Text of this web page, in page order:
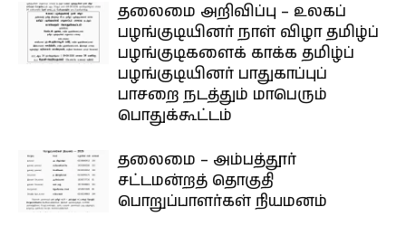
தலைமை அறிவிப்பு – உலகப்
பழங்குடியினர் நாள் விழா தமிழ்ப்
பழங்குடிகளைக் காக்க தமிழ்ப்
பழங்குடியினர் பாதுகாப்புப்
பாசறை நடத்தும் மாபெரும்
பொதுக்கூட்டம்
தலைமை – அம்பத்தூர்
சட்டமன்றத் தொகுதி
பொறுப்பாளர்கள் நியமனம்